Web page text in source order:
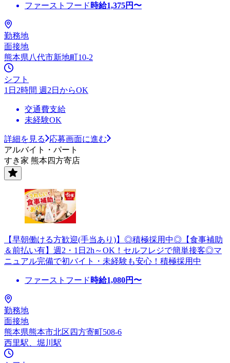
ファーストフード 時給1,375円〜
勤務地
面接地
熊本県八代市新地町10-2
シフト
1日2時間 週2日からOK
交通費支給
未経験OK
詳細を見る
応募画面に進む
アルバイト・パート
すき家 熊本四方寄店
【早朝働ける方歓迎(手当あり)】◎積極採用中◎【食事補助
＆前払い有】週2・1日2h～OK！セルフレジで簡単接客◎マ
ニュアル完備で初バイト・未経験も安心！積極採用中
ファーストフード 時給1,080円〜
勤務地
面接地
熊本県熊本市北区四方寄町508-6
西里駅、堀川駅